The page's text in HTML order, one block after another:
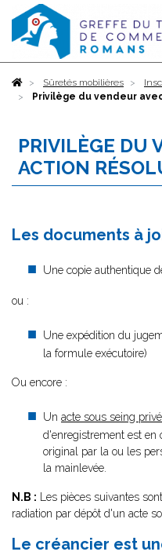
AccueilSûretés mobilières
Privilège du vendeur
PRIVILÈGE DU
ACTION
Les documents à
Une copie authentique
ou :
Une expédition du
la formule exécutoire)
Ou encore :
Un acte sous seing
d'enregistrement est en
original par la ou les
la mainlevée.
N.B : Les pièces suivantes
radiation par dépôt d'un acte
Le créancier est